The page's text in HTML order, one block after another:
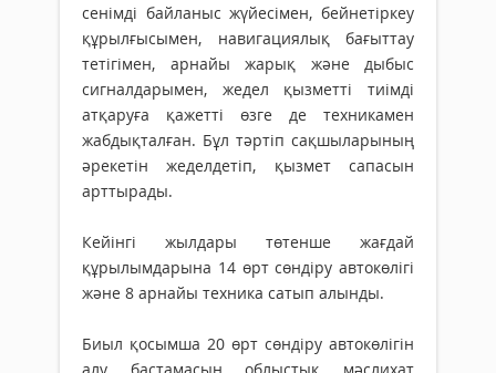
сенімді байланыс жүйесімен, бейнетіркеу
құрылғысымен, навигациялық бағыттау
тетігімен, арнайы жарық және дыбыс
сигналдарымен, жедел қызметті тиімді
атқаруға қажетті өзге де техникамен
жабдықталған. Бұл тәртіп сақшыларының
әрекетін жеделдетіп, қызмет сапасын
арттырады.
Кейінгі жылдары төтенше жағдай
құрылымдарына 14 өрт сөндіру автокөлігі
және 8 арнайы техника сатып алынды.
Биыл қосымша 20 өрт сөндіру автокөлігін
алу бастамасын облыстық мәслихат